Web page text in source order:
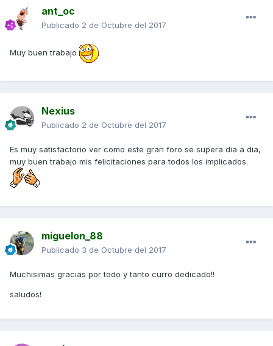
ant_oc
Publicado 2 de Octubre del 2017
Muy buen trabajo
Nexius
Publicado 2 de Octubre del 2017
Es muy satisfactorio ver como este gran foro se supera dia a dia,
muy buen trabajo mis felicitaciones para todos los implicados.
miguelon_88
Publicado 3 de Octubre del 2017
Muchisimas gracias por todo y tanto curro dedicado!!
saludos!